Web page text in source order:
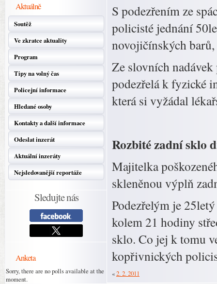
Aktuálně
Soutěž
Ve zkratce aktuality
Program
Tipy na volný čas
Policejní informace
Hledané osoby
Kontakty a další informace
Odeslat inzerát
Aktuální inzeráty
Nejsledovanější reportáže
Sledujte nás
Anketa
Sorry, there are no polls available at the
moment.
S podezřením ze
policisté jednání
novojičínských
Ze slovních
podezřelá k fyzické
která si vyžádal
Rozbité zadní sklo
Majitelka
skleněnou výplň
Podezřelým je
kolem 21 hodiny
sklo. Co jej k tomu
kopřivnických
«2. 2. 2011